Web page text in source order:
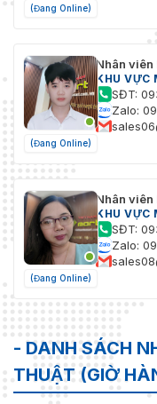
(Đang Online)
(Đang Online)
Nhân viên
KHU VỰC
SĐT:
Zalo:
(Đang Online)
Nhân viên
KHU VỰC
SĐT:
Zalo:
- DANH SÁCH
THUẬT (GIỜ